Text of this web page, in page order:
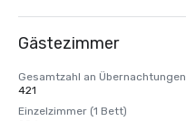
Gästezimmer
Gesamtzahl an Übernachtungen
421
Einzelzimmer (1 Bett)